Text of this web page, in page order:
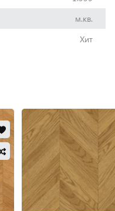
м.кв.
Хит
Добавить
в
избранное
Обновляю
список...
Добавить
в
сравнение